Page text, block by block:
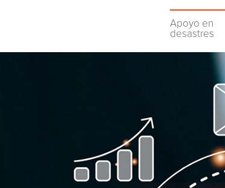
Apoyo en
desastres